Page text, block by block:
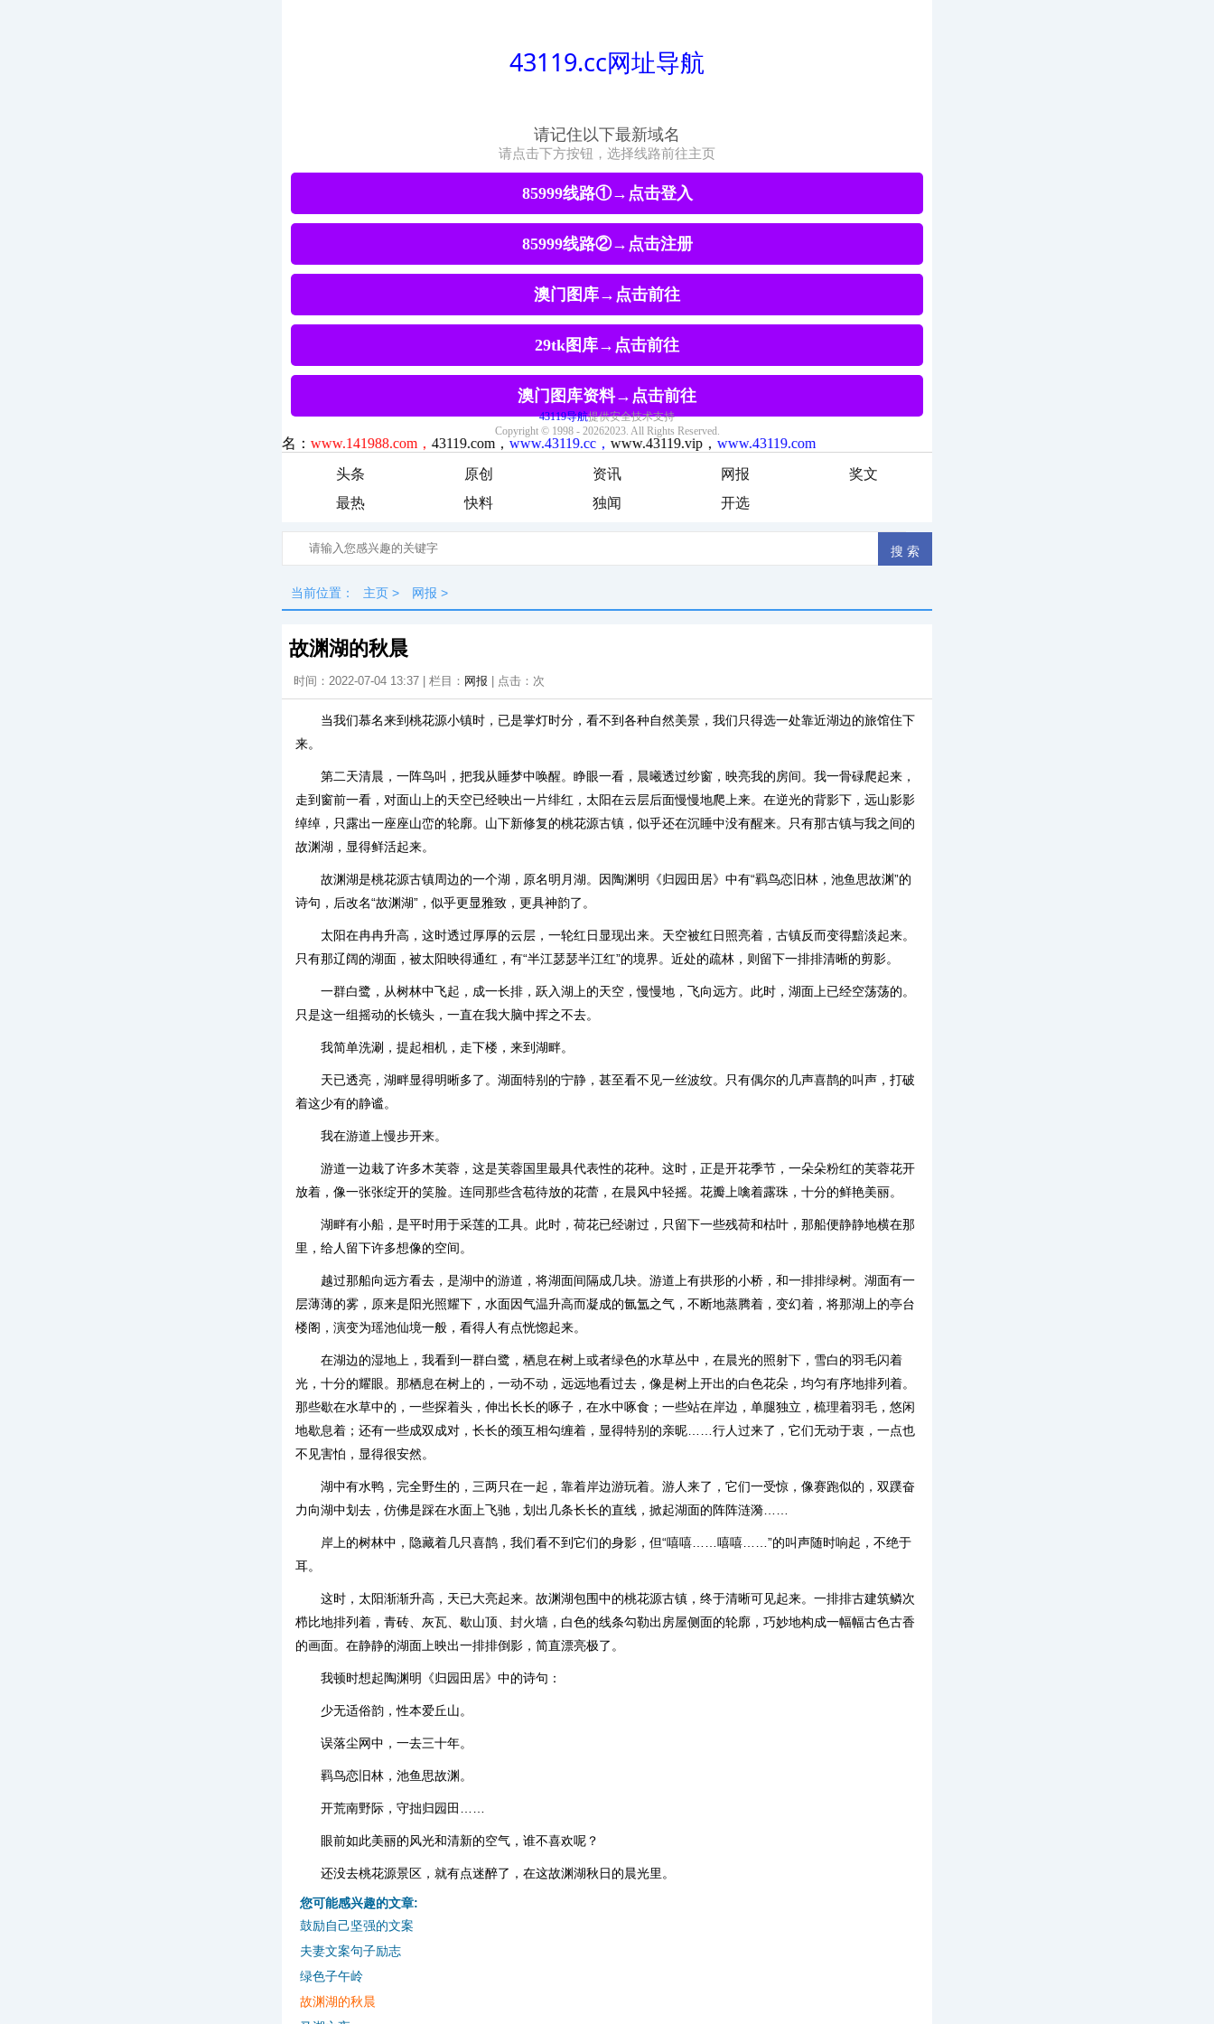
头条 原创 资讯 网报
奖文
最热
快料 独闻 开选
当前位置： 主页 > 网报 >
故渊湖的秋晨
时间：2022-07-04 13:37 | 栏目： 网报 | 点击： 次
当我们慕名来到桃花源小镇时，已是掌灯时分，看不到各种自然美景，我们只得选一处靠近湖边的旅馆住下
来。
第二天清晨，一阵鸟叫，把我从睡梦中唤醒。睁眼一看，晨曦透过纱窗，映亮我的房间。我一骨碌爬起来，
走到窗前一看，对面山上的天空已经映出一片绯红，太阳在云层后面慢慢地爬上来。在逆光的背影下，远山影影
绰绰，只露出一座座山峦的轮廓。山下新修复的桃花源古镇，似乎还在沉睡中没有醒来。只有那古镇与我之间的
故渊湖，显得鲜活起来。
故渊湖是桃花源古镇周边的一个湖，原名明月湖。因陶渊明《归园田居》中有“羁鸟恋旧林，池鱼思故渊”的
诗句，后改名“故渊湖”，似乎更显雅致，更具神韵了。
太阳在冉冉升高，这时透过厚厚的云层，一轮红日显现出来。天空被红日照亮着，古镇反而变得黯淡起来。
只有那辽阔的湖面，被太阳映得通红，有“半江瑟瑟半江红”的境界。近处的疏林，则留下一排排清晰的剪影。
一群白鹭，从树林中飞起，成一长排，跃入湖上的天空，慢慢地，飞向远方。此时，湖面上已经空荡荡的。
只是这一组摇动的长镜头，一直在我大脑中挥之不去。
我简单洗涮，提起相机，走下楼，来到湖畔。
天已透亮，湖畔显得明晰多了。湖面特别的宁静，甚至看不见一丝波纹。只有偶尔的几声喜鹊的叫声，打破
着这少有的静谧。
我在游道上慢步开来。
游道一边栽了许多木芙蓉，这是芙蓉国里最具代表性的花种。这时，正是开花季节，一朵朵粉红的芙蓉花开
放着，像一张张绽开的笑脸。连同那些含苞待放的花蕾，在晨风中轻摇。花瓣上噙着露珠，十分的鲜艳美丽。
湖畔有小船，是平时用于采莲的工具。此时，荷花已经谢过，只留下一些残荷和枯叶，那船便静静地横在那
里，给人留下许多想像的空间。
越过那船向远方看去，是湖中的游道，将湖面间隔成几块。游道上有拱形的小桥，和一排排绿树。湖面有一
层薄薄的雾，原来是阳光照耀下，水面因气温升高而凝成的氤氲之气，不断地蒸腾着，变幻着，将那湖上的亭台
楼阁，演变为瑶池仙境一般，看得人有点恍惚起来。
在湖边的湿地上，我看到一群白鹭，栖息在树上或者绿色的水草丛中，在晨光的照射下，雪白的羽毛闪着
光，十分的耀眼。那栖息在树上的，一动不动，远远地看过去，像是树上开出的白色花朵，均匀有序地排列着。
那些歇在水草中的，一些探着头，伸出长长的啄子，在水中啄食；一些站在岸边，单腿独立，梳理着羽毛，悠闲
地歇息着；还有一些成双成对，长长的颈互相勾缠着，显得特别的亲昵……行人过来了，它们无动于衷，一点也
不见害怕，显得很安然。
湖中有水鸭，完全野生的，三两只在一起，靠着岸边游玩着。游人来了，它们一受惊，像赛跑似的，双蹼奋
力向湖中划去，仿佛是踩在水面上飞驰，划出几条长长的直线，掀起湖面的阵阵涟漪……
岸上的树林中，隐藏着几只喜鹊，我们看不到它们的身影，但“嘻嘻……嘻嘻……”的叫声随时响起，不绝于
耳。
这时，太阳渐渐升高，天已大亮起来。故渊湖包围中的桃花源古镇，终于清晰可见起来。一排排古建筑鳞次
栉比地排列着，青砖、灰瓦、歇山顶、封火墙，白色的线条勾勒出房屋侧面的轮廓，巧妙地构成一幅幅古色古香
的画面。在静静的湖面上映出一排排倒影，简直漂亮极了。
我顿时想起陶渊明《归园田居》中的诗句：
少无适俗韵，性本爱丘山。
误落尘网中，一去三十年。
羁鸟恋旧林，池鱼思故渊。
开荒南野际，守拙归园田……
眼前如此美丽的风光和清新的空气，谁不喜欢呢？
还没去桃花源景区，就有点迷醉了，在这故渊湖秋日的晨光里。
您可能感兴趣的文章:
鼓励自己坚强的文案
夫妻文案句子励志
绿色子午岭
故渊湖的秋晨